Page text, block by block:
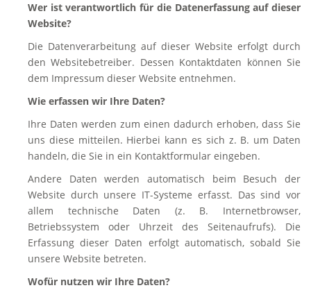
Wer ist verantwortlich für die Datenerfassung auf dieser
Website?
Die Datenverarbeitung auf dieser Website erfolgt durch
den Websitebetreiber. Dessen Kontaktdaten können Sie
dem Impressum dieser Website entnehmen.
Wie erfassen wir Ihre Daten?
Ihre Daten werden zum einen dadurch erhoben, dass Sie
uns diese mitteilen. Hierbei kann es sich z. B. um Daten
handeln, die Sie in ein Kontaktformular eingeben.
Andere Daten werden automatisch beim Besuch der
Website durch unsere IT-Systeme erfasst. Das sind vor
allem technische Daten (z. B. Internetbrowser,
Betriebssystem oder Uhrzeit des Seitenaufrufs). Die
Erfassung dieser Daten erfolgt automatisch, sobald Sie
unsere Website betreten.
Wofür nutzen wir Ihre Daten?